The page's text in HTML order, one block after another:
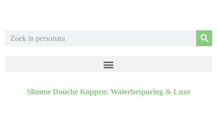
Slimme Douche Koppen: Waterbesparing & Luxe